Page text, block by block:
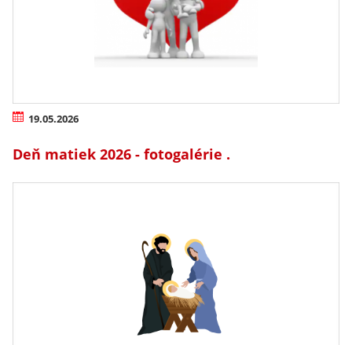
19.05.2026
Deň matiek 2026 - fotogalérie .